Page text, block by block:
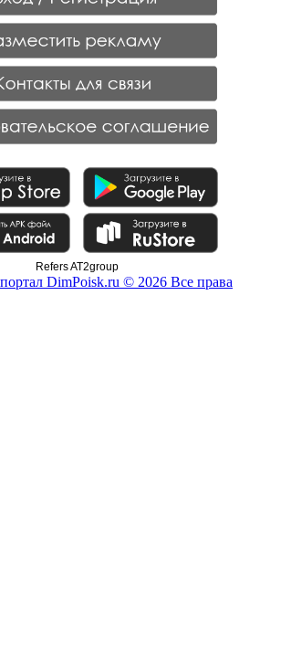
Refers AT2group
DimPoisk.ru © 2026 Все права